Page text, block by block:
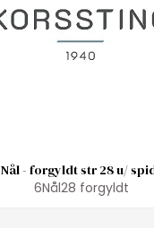
Nål - forgyldt str 28 u/
6Nål28 forgyldt